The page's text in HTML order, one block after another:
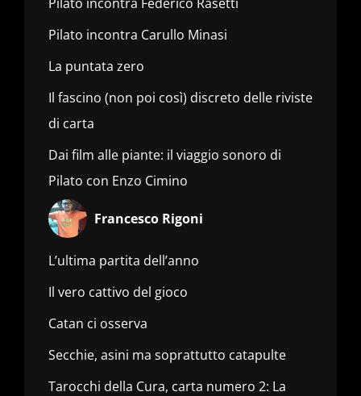
Pilato incontra Carullo Minasi
La puntata zero
Il fascino (non poi così) discreto delle riviste
di carta
Dai film alle piante: il viaggio sonoro di
Pilato con Enzo Cimino
Francesco Rigoni
L’ultima partita dell’anno
Il vero cattivo del gioco
Catan ci osserva
Secchie, asini ma soprattutto catapulte
Tarocchi della Cura, carta numero 2: La